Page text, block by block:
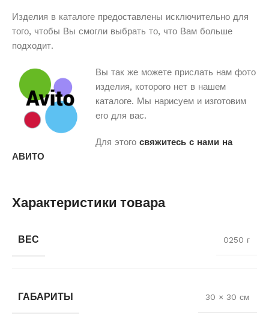
Изделия в каталоге предоставлены исключительно для
того, чтобы Вы смогли выбрать то, что Вам больше
подходит.
Вы так же можете прислать нам фото
изделия, которого нет в нашем
каталоге. Мы нарисуем и изготовим
его для вас.
Для этого свяжитесь с нами на
АВИТО
Характеристики товара
ВЕС 0250 г
ГАБАРИТЫ 30 × 30 см